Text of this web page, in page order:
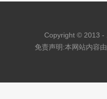
Copyright © 2013 -
免责声明:本网站内容